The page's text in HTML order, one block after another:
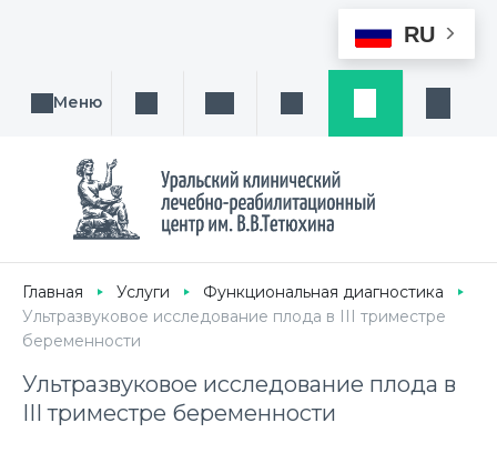
RU
Меню Поиск услуги, направления или врача
Написать намЗаказ звонка
Главная Услуги
Функциональная диагностика
Ультразвуковое исследование плода в III триместре
беременности
Ультразвуковое исследование плода в
III триместре беременности